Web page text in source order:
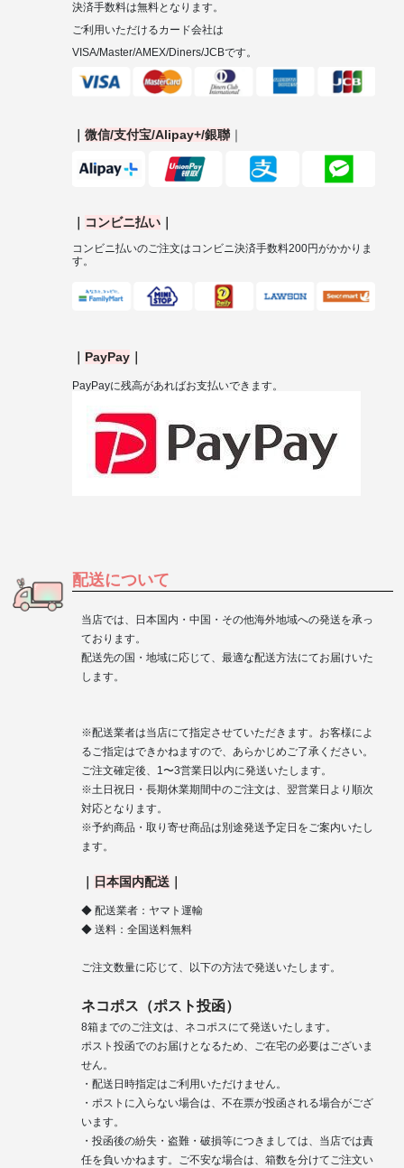
決済手数料は無料となります。
ご利用いただけるカード会社は
VISA/Master/AMEX/Diners/JCBです。
微信/支付宝/Alipay+/銀聯｜
コンビニ払い
コンビニ払いのご注文はコンビニ決済手数料200円がかかりま
す。
PayPay
PayPayに残高があればお支払いできます。
配送について
当店では、日本国内・中国・その他海外地域への発送を承っ
ております。
配送先の国・地域に応じて、最適な配送方法にてお届けいた
します。
※配送業者は当店にて指定させていただきます。お客様によ
るご指定はできかねますので、あらかじめご了承ください。
ご注文確定後、1〜3営業日以内に発送いたします。
※土日祝日・長期休業期間中のご注文は、翌営業日より順次
対応となります。
※予約商品・取り寄せ商品は別途発送予定日をご案内いたし
ます。
日本国内配送
◆ 配送業者：ヤマト運輸
◆ 送料：全国送料無料
ご注文数量に応じて、以下の方法で発送いたします。
ネコポス（ポスト投函）
8箱までのご注文は、ネコポスにて発送いたします。
ポスト投函でのお届けとなるため、ご在宅の必要はございま
せん。
・配送日時指定はご利用いただけません。
・ポストに入らない場合は、不在票が投函される場合がござ
います。
・投函後の紛失・盗難・破損等につきましては、当店では責
任を負いかねます。ご不安な場合は、箱数を分けてご注文い